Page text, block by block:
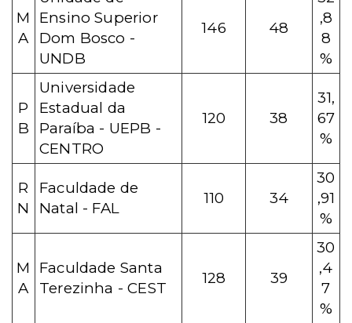
M
A
Ensino Superior
Dom Bosco -
UNDB
146 48
,8
8
%
P
B
Universidade
Estadual da
Paraíba - UEPB -
CENTRO
120 38
31,
67
%
R
N
Faculdade de
Natal - FAL
110 34
30
,91
%
M
A
Faculdade Santa
Terezinha - CEST
128 39
30
,4
7
%